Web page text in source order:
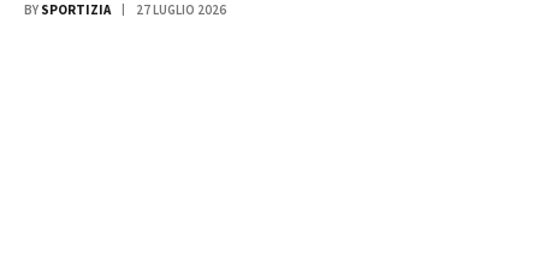
BY SPORTIZIA 27 LUGLIO 2026